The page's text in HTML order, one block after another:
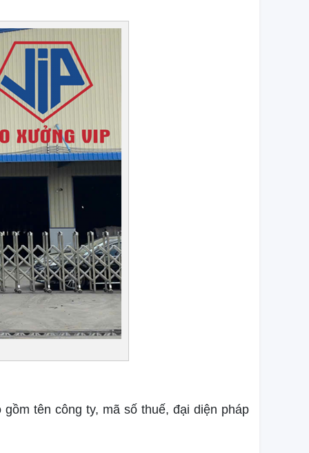
tên công ty, mã số thuế, đại diện pháp